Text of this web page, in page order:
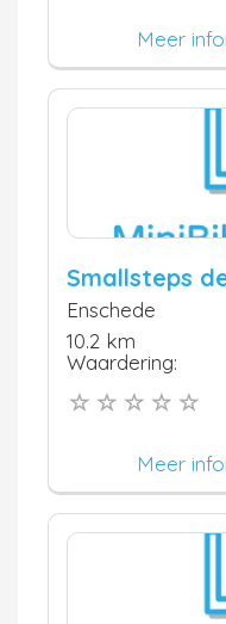
Meer
Smallsteps
Enschede
10.2 km
Waardering:
Meer